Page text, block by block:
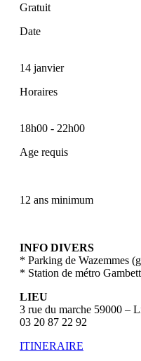
Gratuit
Date
14 janvier
Horaires
18h00 - 22h00
Age requis
12 ans minimum
INFO DIVERS
* Parking de Wazemmes
* Station de métro
LIEU
3 rue du marche 59000 –
03 20 87 22 92
ITINERAIRE